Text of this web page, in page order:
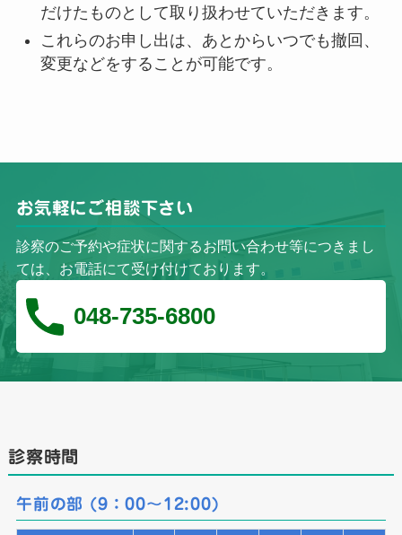
だけたものとして取り扱わせていただきます。
これらのお申し出は、あとからいつでも撤回、
変更などをすることが可能です。
お気軽にご相談下さい
診察のご予約や症状に関するお問い合わせ等につきまし
ては、お電話にて受け付けております。
048-735-6800
診察時間
午前の部 (9：00～12:00)